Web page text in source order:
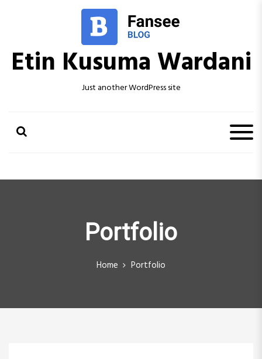
Etin Kusuma Wardani
Just another WordPress site
Portfolio
Home Portfolio